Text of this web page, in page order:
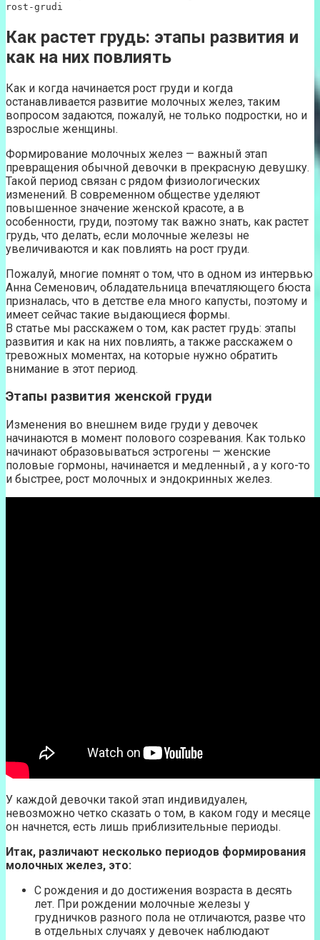
rost-grudi
Как растет грудь: этапы развития и
как на них повлиять
Как и когда начинается рост груди и когда
останавливается развитие молочных желез, таким
вопросом задаются, пожалуй, не только подростки, но и
взрослые женщины.
Формирование молочных желез — важный этап
превращения обычной девочки в прекрасную девушку.
Такой период связан с рядом физиологических
изменений. В современном обществе уделяют
повышенное значение женской красоте, а в
особенности, груди, поэтому так важно знать, как растет
грудь, что делать, если молочные железы не
увеличиваются и как повлиять на рост груди.
Пожалуй, многие помнят о том, что в одном из интервью
Анна Семенович, обладательница впечатляющего бюста
призналась, что в детстве ела много капусты, поэтому и
имеет сейчас такие выдающиеся формы.
В статье мы расскажем о том, как растет грудь: этапы
развития и как на них повлиять, а также расскажем о
тревожных моментах, на которые нужно обратить
внимание в этот период.
Этапы развития женской груди
Изменения во внешнем виде груди у девочек
начинаются в момент полового созревания. Как только
начинают образовываться эстрогены — женские
половые гормоны, начинается и медленный , а у кого-то
и быстрее, рост молочных и эндокринных желез.
У каждой девочки такой этап индивидуален,
невозможно четко сказать о том, в каком году и месяце
он начнется, есть лишь приблизительные периоды.
Итак, различают несколько периодов формирования
молочных желез, это:
С рождения и до достижения возраста в десять
лет. При рождении молочные железы у
грудничков разного пола не отличаются, разве что
в отдельных случаях у девочек наблюдают